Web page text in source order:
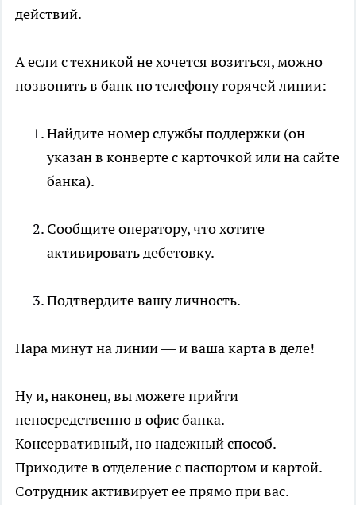
действий.
А если с техникой не хочется возиться, можно
позвонить в банк по телефону горячей линии:
Найдите номер службы поддержки (он
указан в конверте с карточкой или на сайте
банка).
Сообщите оператору, что хотите
активировать дебетовку.
Подтвердите вашу личность.
Пара минут на линии — и ваша карта в деле!
Ну и, наконец, вы можете прийти
непосредственно в офис банка.
Консервативный, но надежный способ.
Приходите в отделение с паспортом и картой.
Сотрудник активирует ее прямо при вас.